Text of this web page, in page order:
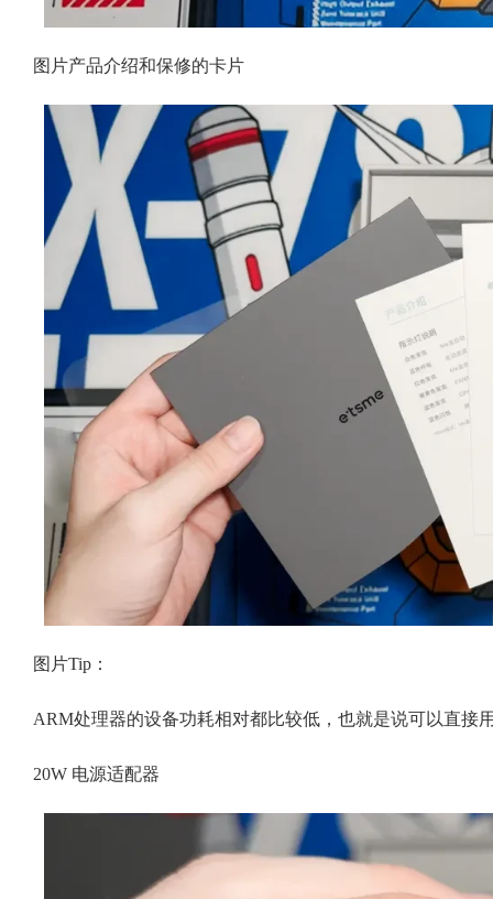
图片产品介绍和保修的卡片
图片Tip：
ARM处理器的设备功耗相对都比较低，也就是说可以直接
20W 电源适配器